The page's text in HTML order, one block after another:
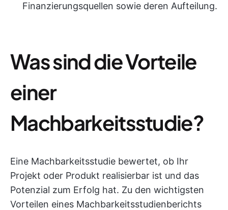
Finanzierungsquellen sowie deren Aufteilung.
Was sind die Vorteile
einer
Machbarkeitsstudie?
Eine Machbarkeitsstudie bewertet, ob Ihr
Projekt oder Produkt realisierbar ist und das
Potenzial zum Erfolg hat. Zu den wichtigsten
Vorteilen eines Machbarkeitsstudienberichts